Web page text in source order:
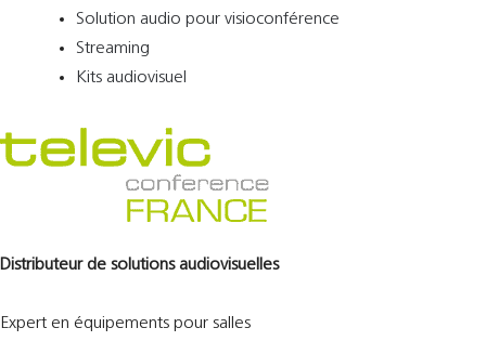
Solution audio pour visioconférence
Streaming
Kits audiovisuel
Distributeur de solutions audiovisuelles
Expert en équipements pour salles